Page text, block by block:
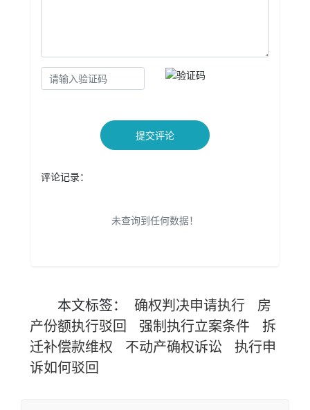
提交评论
评论记录：
未查询到任何数据！
本文标签： 确权判决申请执行
房
产份额执行驳回
强制执行立案条件
拆
迁补偿款维权
不动产确权诉讼
执行申
诉如何驳回